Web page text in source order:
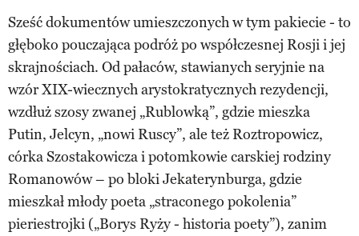
Sześć dokumentów umieszczonych w tym pakiecie - to
głęboko pouczająca podróż po współczesnej Rosji i jej
skrajnościach. Od pałaców, stawianych seryjnie na
wzór XIX-wiecznych arystokratycznych rezydencji,
wzdłuż szosy zwanej „Rublowką”, gdzie mieszka
Putin, Jelcyn, „nowi Ruscy”, ale też Roztropowicz,
córka Szostakowicza i potomkowie carskiej rodziny
Romanowów – po bloki Jekaterynburga, gdzie
mieszkał młody poeta „straconego pokolenia”
pieriestrojki („Borys Ryży - historia poety”), zanim